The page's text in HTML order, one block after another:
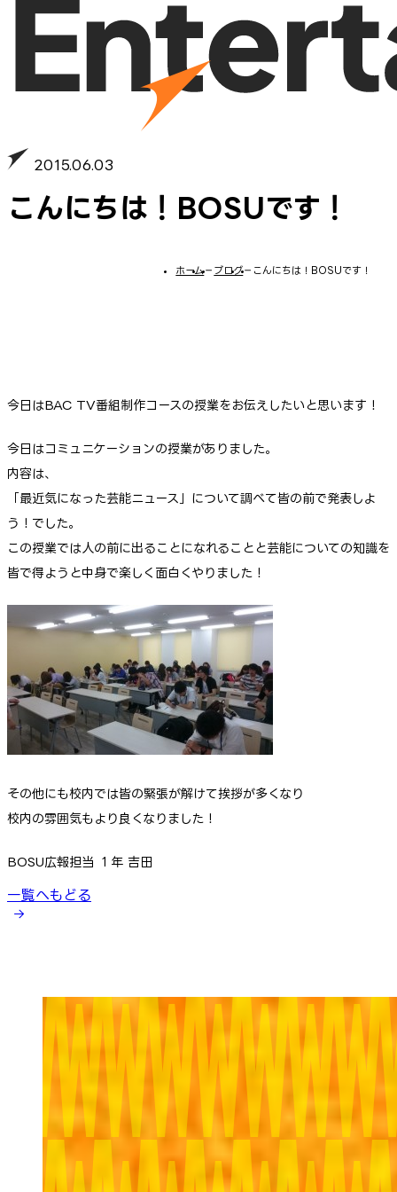
2015.06.03
こんにちは！BOSUです！
ホーム− ブログ− こんにちは！BOSUです！
今日はBAC TV番組制作コースの授業をお伝えしたいと思います！
今日はコミュニケーションの授業がありました。
内容は、
「最近気になった芸能ニュース」について調べて皆の前で発表しよ
う！でした。
この授業では人の前に出ることになれることと芸能についての知識を
皆で得ようと中身で楽しく面白くやりました！
その他にも校内では皆の緊張が解けて挨拶が多くなり
校内の雰囲気もより良くなりました！
BOSU広報担当 １年 吉田
一覧へもどる